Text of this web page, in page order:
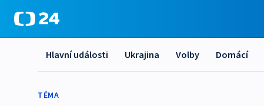
Hlavní události Ukrajina Volby Domácí
TÉMA